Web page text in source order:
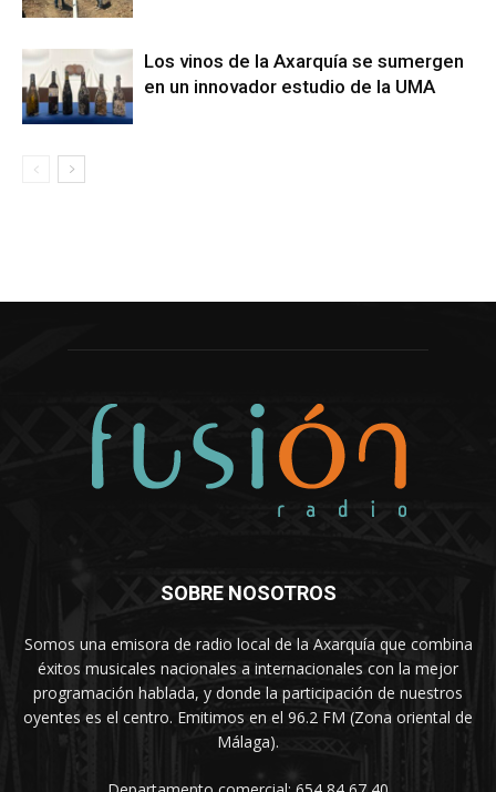
Los vinos de la Axarquía se sumergen
en un innovador estudio de la UMA
SOBRE NOSOTROS
Somos una emisora de radio local de la Axarquía que combina
éxitos musicales nacionales a internacionales con la mejor
programación hablada, y donde la participación de nuestros
oyentes es el centro. Emitimos en el 96.2 FM (Zona oriental de
Málaga).